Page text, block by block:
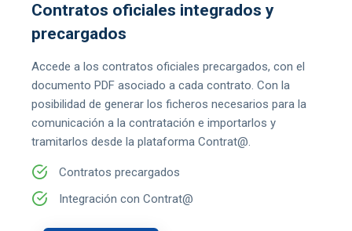
Contratos oficiales integrados y
precargados
Accede a los contratos oficiales precargados, con el
documento PDF asociado a cada contrato. Con la
posibilidad de generar los ficheros necesarios para la
comunicación a la contratación e importarlos y
tramitarlos desde la plataforma Contrat@.
Contratos precargados
Integración con Contrat@